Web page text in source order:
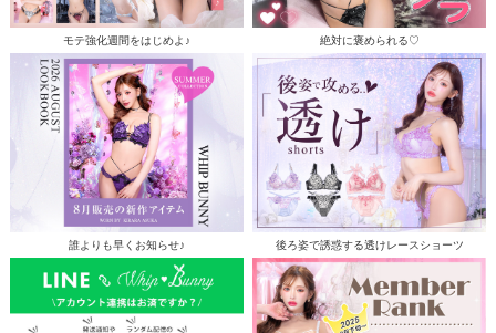
モテ強化週間をはじめよ♪ 絶対に褒められる♡
誰よりも早くお知らせ♪ 後ろ姿で誘惑する透けレースショーツ